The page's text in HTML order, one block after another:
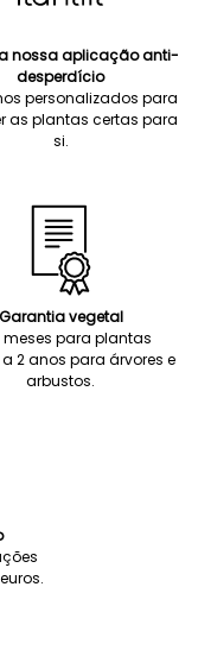
nossa aplicação anti-
desperdício
personalizados para
as plantas certas para
si.
Garantia vegetal
meses para plantas
2 anos para árvores e
arbustos.